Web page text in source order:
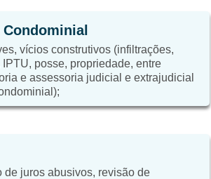
vícios construtivos (infiltrações,
posse, propriedade, entre
e assessoria judicial e extrajudicial
de juros abusivos, revisão de